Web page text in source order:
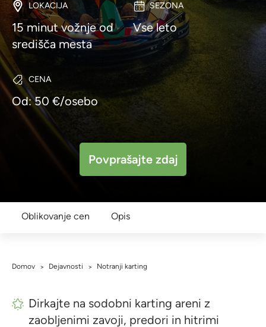
LOKACIJA
15 minut vožnje od
središča mesta
SEZONA
Vse leto
CENA
Od: 50 €/osebo
Povprašajte zdaj
Oblikovanje cen Opis
Domov > Dejavnosti > Notranji karting
Dirkajte na sodobni karting areni z
zaobljenimi zavoji, predori in hitrimi